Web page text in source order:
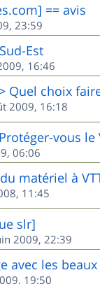
== avis
23:59
Est
16:46
Quel choix
2009, 16:18
vous le
06:06
matériel à
11:45
slr]
2009, 22:39
avec les
19:50